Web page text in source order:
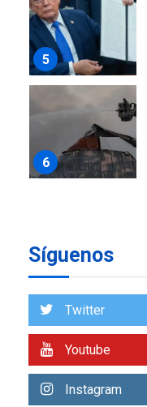
5
6
7
1
Síguenos
Twitter
Youtube
Instagram